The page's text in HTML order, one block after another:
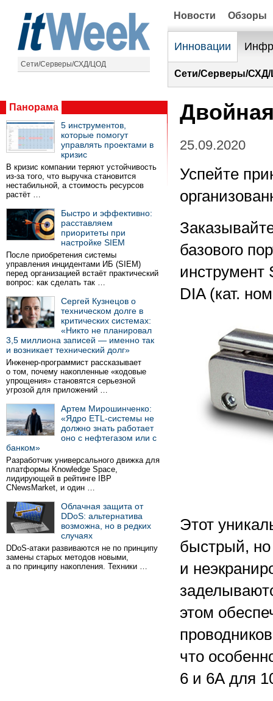
Сети/Серверы/СХД/ЦОД
Новости Обзоры
Инновации
Сети/Серверы/
Панорама
5 инструментов,
которые помогут
управлять проектами в
кризис
В кризис компании теряют устойчивость
из-за того, что выручка становится
нестабильной, а стоимость ресурсов
растёт …
Быстро и эффективно:
расставляем
приоритеты при
настройке SIEM
После приобретения системы
управления инцидентами ИБ (SIEM)
перед организацией встаёт практический
вопрос: как сделать так …
Сергей Кузнецов о
техническом долге в
критических системах:
«Никто не планировал
3,5 миллиона записей — именно так
и возникает технический долг»
Инженер-программист рассказывает
о том, почему накопленные «кодовые
упрощения» становятся серьезной
угрозой для приложений …
Артем Мирошинченко:
«Ядро ETL-системы не
должно знать работает
оно с нефтегазом или с
банком»
Разработчик универсального движка для
платформы Knowledge Space,
лидирующей в рейтинге IBP
CNewsMarket, и один …
Облачная защита от
DDoS: альтернатива
возможна, но в редких
случаях
DDoS-атаки развиваются не по принципу
замены старых методов новыми,
а по принципу накопления. Техники …
25.09.2020
Успейте
базового
DIA (кат.
Этот
быстрый, но
и
этом
что
6 и 6А для